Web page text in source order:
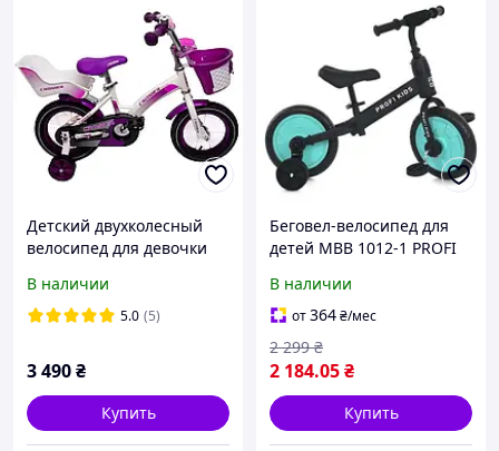
Детский двухколесный
велосипед для девочки
корзиной багажником для
кукол и боковыми
В наличии
5.0 (5)
3 490₴
Купить
Беговел-велосипед для
детей MBB 1012-1 PROFI
EVA, эксцентрик, черно-
голубой
В наличии
от364₴/мес
2 184.05₴
2 299 ₴
Купить